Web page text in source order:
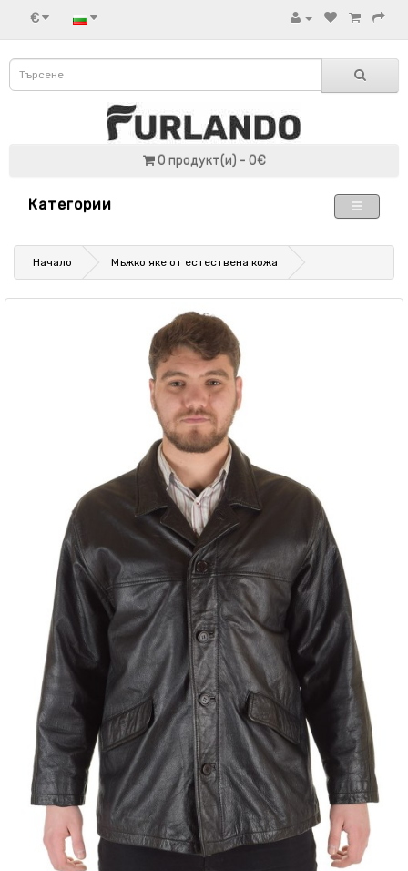
€
0 продукт(и) - 0€
Категории
Начало Мъжко яке от естествена кожа